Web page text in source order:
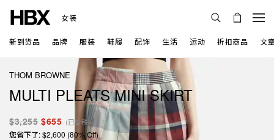
女装
新到货品 品牌 服装 鞋履 配饰 生活 运动 折扣商品 文
THOM BROWNE
MULTI PLEATS MINI SKIRT
$3,255 $655 (已含税)
您省下了: $2,600 (80% Off)